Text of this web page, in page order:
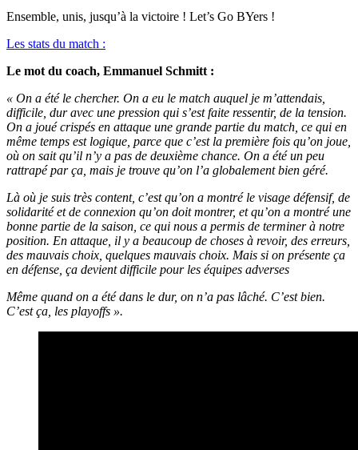
Ensemble, unis, jusqu’à la victoire ! Let’s Go BYers !
Les stats du match :
Le mot du coach, Emmanuel Schmitt :
« On a été le chercher. On a eu le match auquel je m’attendais,
difficile, dur avec une pression qui s’est faite ressentir, de la tension.
On a joué crispés en attaque une grande partie du match, ce qui en
même temps est logique, parce que c’est la première fois qu’on joue,
où on sait qu’il n’y a pas de deuxième chance. On a été un peu
rattrapé par ça, mais je trouve qu’on l’a globalement bien géré.
Là où je suis très content, c’est qu’on a montré le visage défensif, de
solidarité et de connexion qu’on doit montrer, et qu’on a montré une
bonne partie de la saison, ce qui nous a permis de terminer à notre
position. En attaque, il y a beaucoup de choses à revoir, des erreurs,
des mauvais choix, quelques mauvais choix. Mais si on présente ça
en défense, ça devient difficile pour les équipes adverses
Même quand on a été dans le dur, on n’a pas lâché. C’est bien.
C’est ça, les playoffs ».